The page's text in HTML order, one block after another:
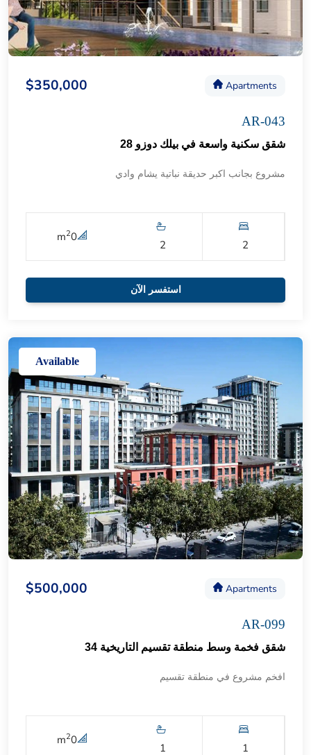
Apartments
$350,000
AR-043
شقق سكنية واسعة في بيلك دوزو 28
مشروع بجانب اكبر حديقة نباتية يشام وادي
2
2
0
m2
استفسر الآن
Available
Apartments
$500,000
AR-099
شقق فخمة وسط منطقة تقسيم التاريخية 34
افخم مشروع في منطقة تقسيم
1
1
0
m2